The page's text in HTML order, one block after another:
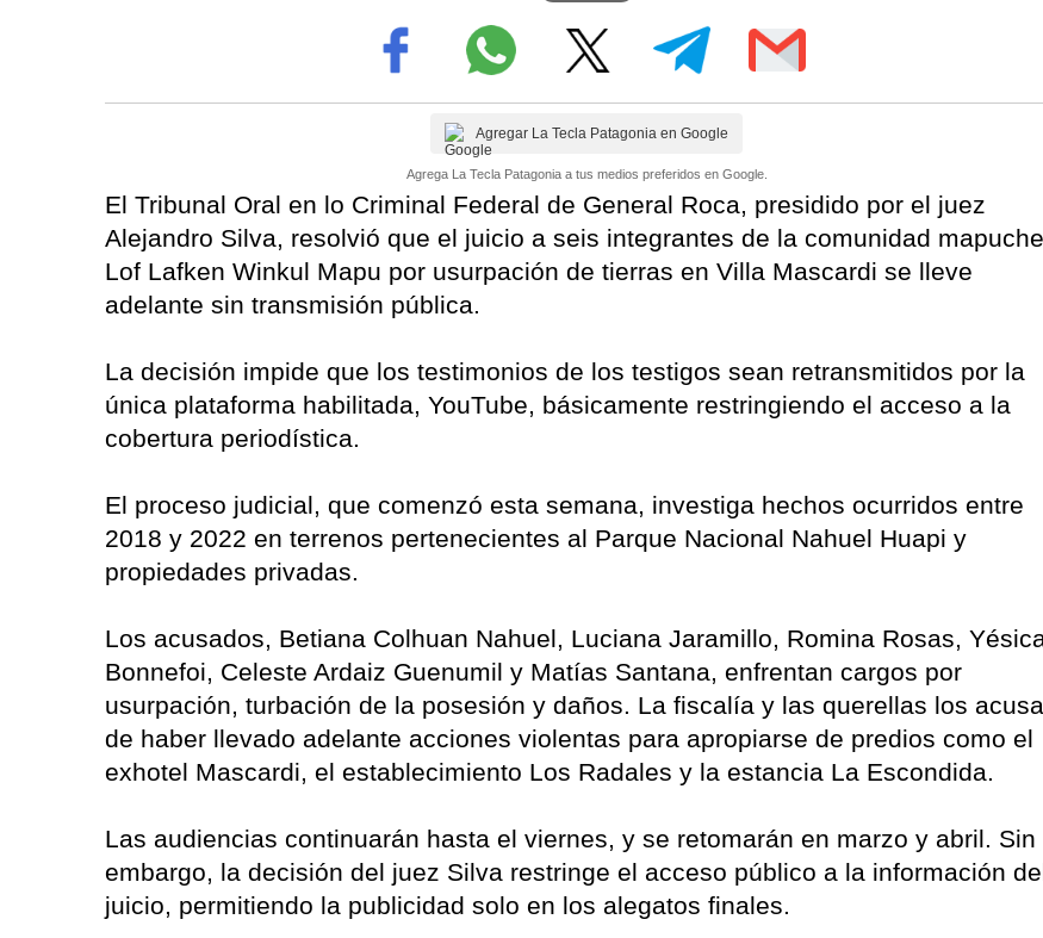
Agregar La Tecla Patagonia en Google
Agrega La Tecla Patagonia a tus medios preferidos en Google.
El Tribunal Oral en lo Criminal Federal de General Roca, presidido por el juez
Alejandro Silva, resolvió que el juicio a seis integrantes de la comunidad mapuche
Lof Lafken Winkul Mapu por usurpación de tierras en Villa Mascardi se lleve
adelante sin transmisión pública.
La decisión impide que los testimonios de los testigos sean retransmitidos por la
única plataforma habilitada, YouTube, básicamente restringiendo el acceso a la
cobertura periodística.
El proceso judicial, que comenzó esta semana, investiga hechos ocurridos entre
2018 y 2022 en terrenos pertenecientes al Parque Nacional Nahuel Huapi y
propiedades privadas.
Los acusados, Betiana Colhuan Nahuel, Luciana Jaramillo, Romina Rosas, Yésica
Bonnefoi, Celeste Ardaiz Guenumil y Matías Santana, enfrentan cargos por
usurpación, turbación de la posesión y daños. La fiscalía y las querellas los
de haber llevado adelante acciones violentas para apropiarse de predios como el
exhotel Mascardi, el establecimiento Los Radales y la estancia La Escondida.
Las audiencias continuarán hasta el viernes, y se retomarán en marzo y abril. Sin
embargo, la decisión del juez Silva restringe el acceso público a la información
juicio, permitiendo la publicidad solo en los alegatos finales.